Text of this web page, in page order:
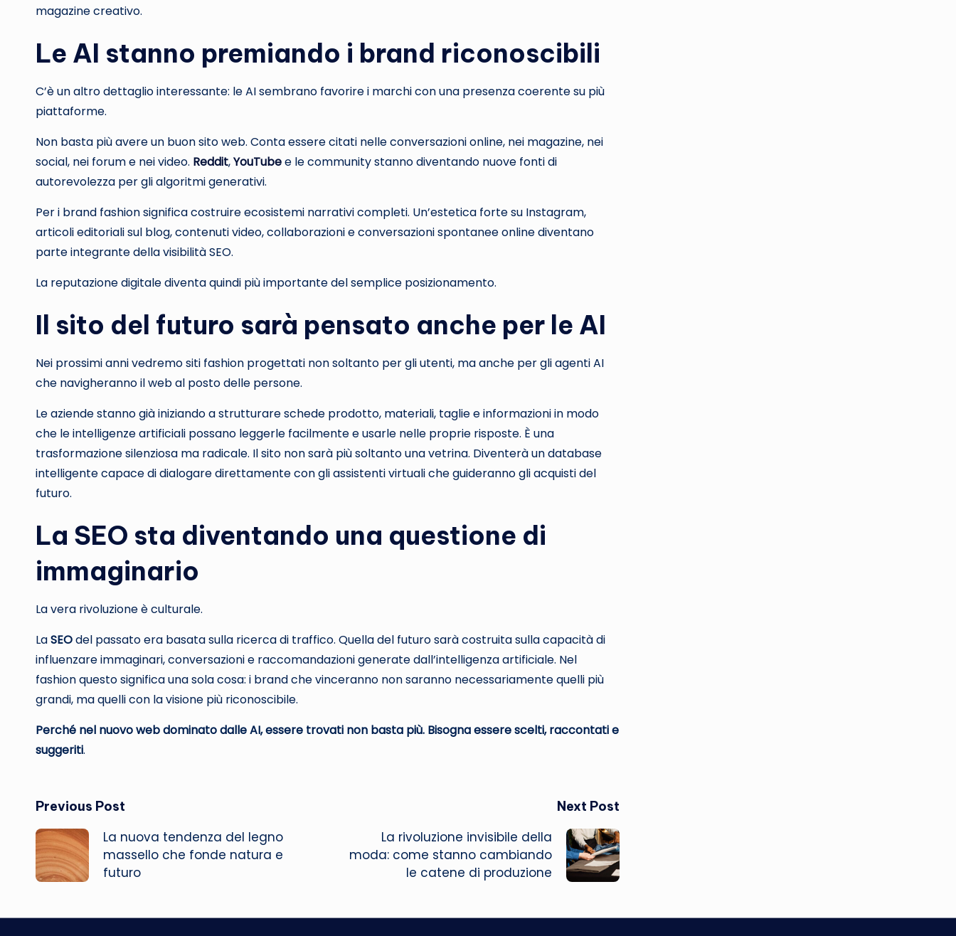
magazine creativo.
Le AI stanno premiando i brand riconoscibili
C’è un altro dettaglio interessante: le AI sembrano favorire i marchi con una presenza coerente su più
piattaforme.
Non basta più avere un buon sito web. Conta essere citati nelle conversazioni online, nei magazine, nei
social, nei forum e nei video. Reddit,YouTubee le community stanno diventando nuove fonti di
autorevolezza per gli algoritmi generativi.
Per i brand fashion significa costruire ecosistemi narrativi completi. Un’estetica forte su Instagram,
articoli editoriali sul blog, contenuti video, collaborazioni e conversazioni spontanee online diventano
parte integrante della visibilità SEO.
La reputazione digitale diventa quindi più importante del semplice posizionamento.
Il sito del futuro sarà pensato anche per le AI
Nei prossimi anni vedremo siti fashion progettati non soltanto per gli utenti, ma anche per gli agenti AI
che navigheranno il web al posto delle persone.
Le aziende stanno già iniziando a strutturare schede prodotto, materiali, taglie e informazioni in modo
che le intelligenze artificiali possano leggerle facilmente e usarle nelle proprie risposte. È una
trasformazione silenziosa ma radicale. Il sito non sarà più soltanto una vetrina. Diventerà un database
intelligente capace di dialogare direttamente con gli assistenti virtuali che guideranno gli acquisti del
futuro.
La SEO sta diventando una questione di
immaginario
La vera rivoluzione è culturale.
LaSEOdel passato era basata sulla ricerca di traffico. Quella del futuro sarà costruita sulla capacità di
influenzare immaginari, conversazioni e raccomandazioni generate dall’intelligenza artificiale. Nel
fashion questo significa una sola cosa: i brand che vinceranno non saranno necessariamente quelli più
grandi, ma quelli con la visione più riconoscibile.
Perché nel nuovo web dominato dalle AI, essere trovati non basta più. Bisogna essere scelti, raccontati e
suggeriti.
Post
navigation
Previous Post
La nuova tendenza del legno
massello che fonde natura e
futuro
Next Post
La rivoluzione invisibile della
moda: come stanno cambiando
le catene di produzione